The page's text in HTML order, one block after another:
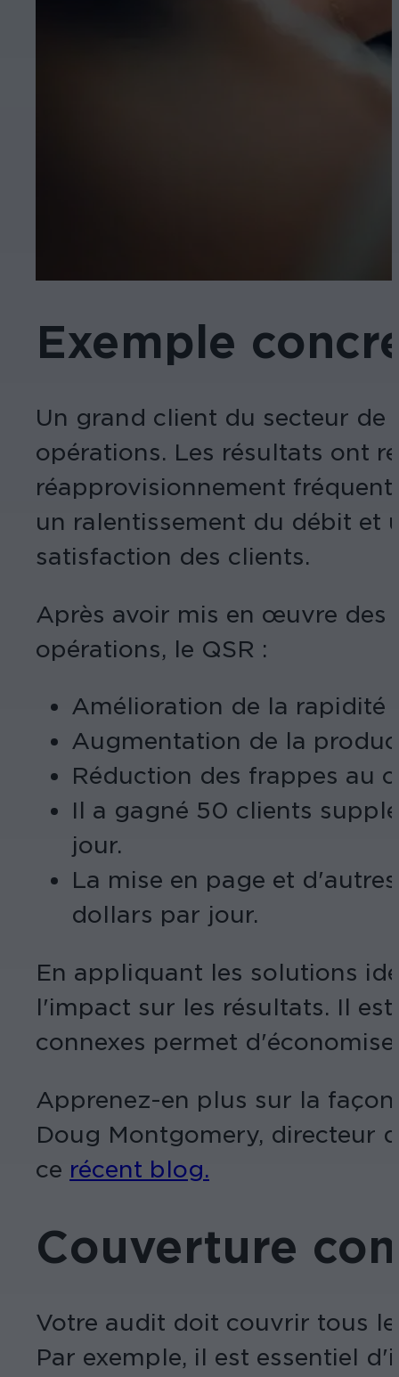
Exemple
Un grand client du secteur
opérations. Les résultats ont
réapprovisionnement
un ralentissement du débit et
satisfaction des clients.
Après avoir mis en œuvre des
opérations, le QSR :
Amélioration de la rapidité
Augmentation de la
Réduction des frappes au
Il a gagné 50 clients
jour.
La mise en page et
dollars par jour.
En appliquant les solutions
l'impact sur les résultats. Il
connexes permet
Apprenez-en plus sur la
Doug Montgomery, directeur
ce récent blog.
Couverture
Votre audit doit couvrir tous
Par exemple, il est essentiel